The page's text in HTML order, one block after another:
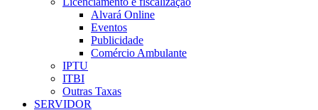
Alvará Online
Eventos
Publicidade
Comércio Ambulante
IPTU
ITBI
Outras Taxas
SERVIDOR